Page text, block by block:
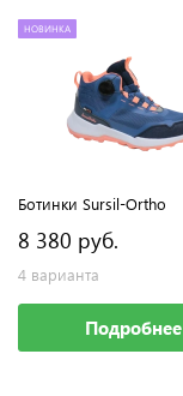
НОВИНКА
Ботинки Sursil-Ortho
8 380 руб.
4 варианта
Подробнее